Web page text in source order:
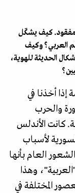
مفقود. كيف يشكّل
العربي؟ وكيف
الحديثة للهوية،
أخذنا في
والحرب
كانت الأندلس
لأسباب
العام بأنها
وهذا
المختلفة في